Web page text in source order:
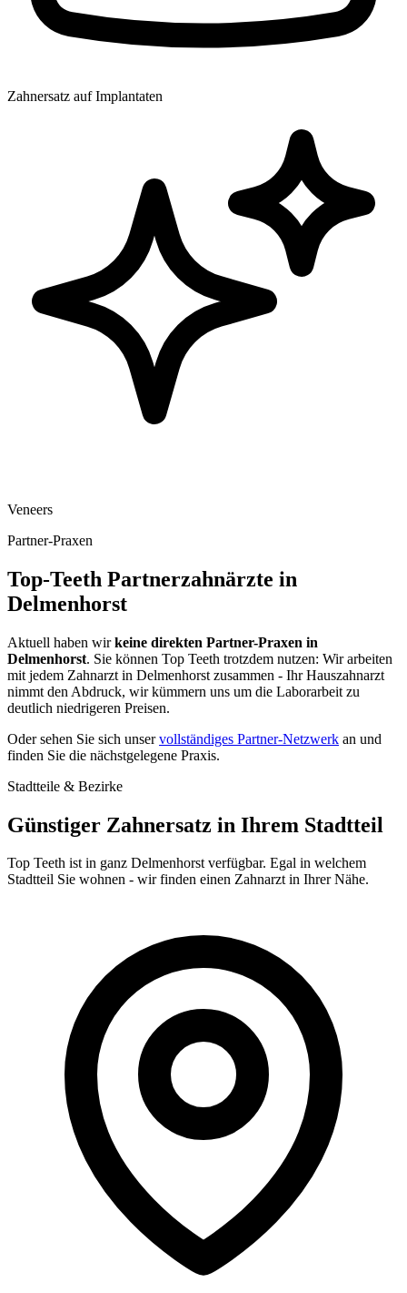
Zahnersatz auf Implantaten
Veneers
Partner-Praxen
Top-Teeth Partnerzahnärzte in
Delmenhorst
Aktuell haben wirkeine direkten Partner-Praxen in
Delmenhorst. Sie können Top Teeth trotzdem nutzen: Wir arbeiten
mit jedem Zahnarzt in Delmenhorst zusammen - Ihr Hauszahnarzt
nimmt den Abdruck, wir kümmern uns um die Laborarbeit zu
deutlich niedrigeren Preisen.
Oder sehen Sie sich unservollständiges Partner-Netzwerk an und
finden Sie die nächstgelegene Praxis.
Stadtteile & Bezirke
Günstiger Zahnersatz in Ihrem Stadtteil
Top Teeth ist in ganz Delmenhorstverfügbar. Egal in welchem
Stadtteil Sie wohnen - wir finden einen Zahnarzt in Ihrer Nähe.